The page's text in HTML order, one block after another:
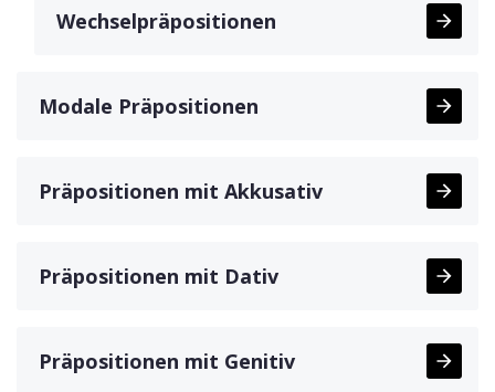
Wechselpräpositionen
Modale Präpositionen
Präpositionen mit Akkusativ
Präpositionen mit Dativ
Präpositionen mit Genitiv